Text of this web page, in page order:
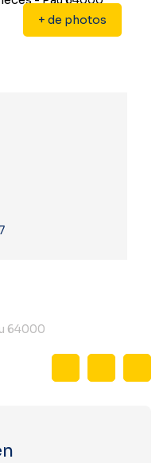
+ de photos
64000